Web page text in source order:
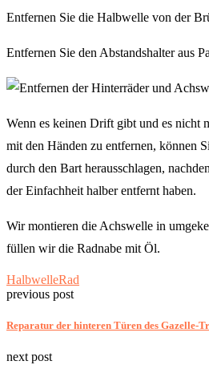
Entfernen Sie die Halbwelle von der
Entfernen Sie den Abstandshalter aus
Wenn es keinen Drift gibt und es nicht
mit den Händen zu entfernen, können
durch den Bart herausschlagen,
der Einfachheit halber entfernt haben.
Wir montieren die Achswelle in
füllen wir die Radnabe mit Öl.
HalbwelleRad
previous post
Reparatur der hinteren Türen des Gazelle-
next post